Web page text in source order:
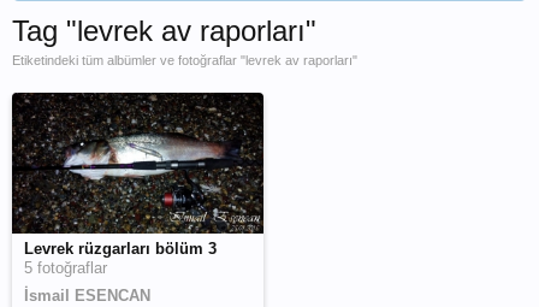
Tag "levrek av raporları"
Etiketindeki tüm albümler ve fotoğraflar "levrek av raporları"
Levrek rüzgarları bölüm 3
5 fotoğraflar
İsmail ESENCAN